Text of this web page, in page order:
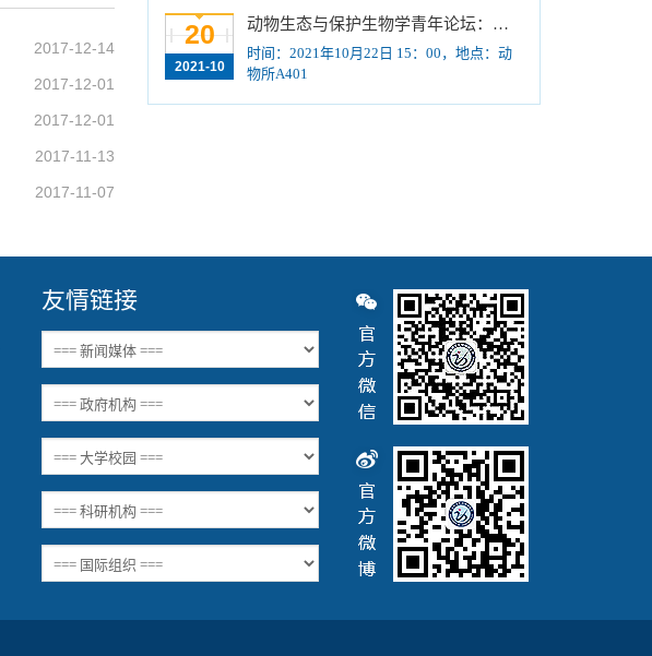
2017-12-14
2017-12-01
2017-12-01
2017-11-13
2017-11-07
2024年招收推荐免试硕士（含直博）研究生第
一批拟录取结果公示
20
2021-10
动物生态与保护生物学青年论坛：中国大型食肉动物生态研究与保护
时间：2021年10月22日 15：00，地点：动
物所A401
友情链接